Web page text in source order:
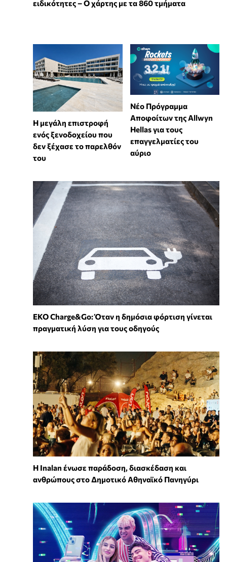
ειδικότητες – Ο χάρτης με τα 860 τμήματα
Η μεγάλη επιστροφή
ενός ξενοδοχείου που
δεν ξέχασε το παρελθόν
του
Νέο Πρόγραμμα
Αποφοίτων της Allwyn
Hellas για τους
επαγγελματίες του
αύριο
EKO Charge&Go: Όταν η δημόσια φόρτιση γίνεται
πραγματική λύση για τους οδηγούς
Η Inalan ένωσε παράδοση, διασκέδαση και
ανθρώπους στο Δημοτικό Αθηναϊκό Πανηγύρι